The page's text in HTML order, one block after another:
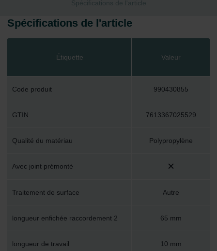
Spécifications de l'article
Spécifications de l'article
Étiquette Valeur
Code produit 990430855
GTIN 7613367025529
Qualité du matériau Polypropylène
Avec joint prémonté
Traitement de surface Autre
longueur enfichée raccordement 2 65 mm
longueur de travail 10 mm